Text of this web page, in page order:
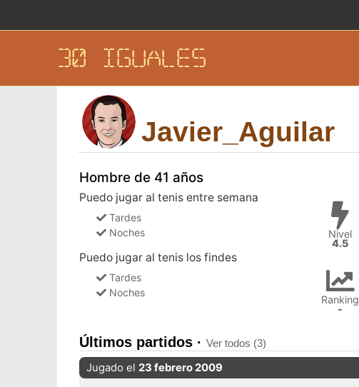
30 IGUALES
Javier_Aguilar
Hombre de 41 años
Puedo jugar al tenis entre semana
Tardes
Noches
Puedo jugar al tenis los findes
Tardes
Noches
Nivel
4.5
Ranking
-
Últimos partidos · Ver todos (3)
Jugado el 23 febrero 2009